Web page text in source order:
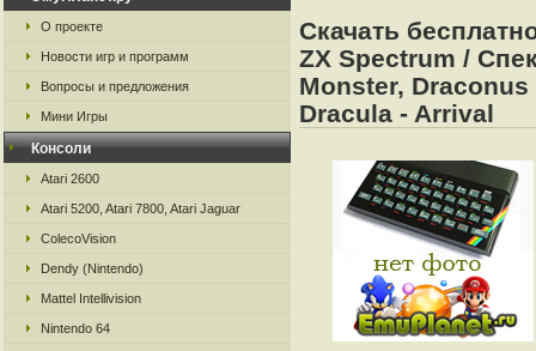
О проекте
Новости игр и программ
Вопросы и предложения
Мини Игры
Консоли
Atari 2600
Atari 5200, Atari 7800, Atari Jaguar
ColecoVision
Dendy (Nintendo)
Mattel Intellivision
Nintendo 64
Скачать
ZX Spectrum /
Monster,
Dracula - Arrival